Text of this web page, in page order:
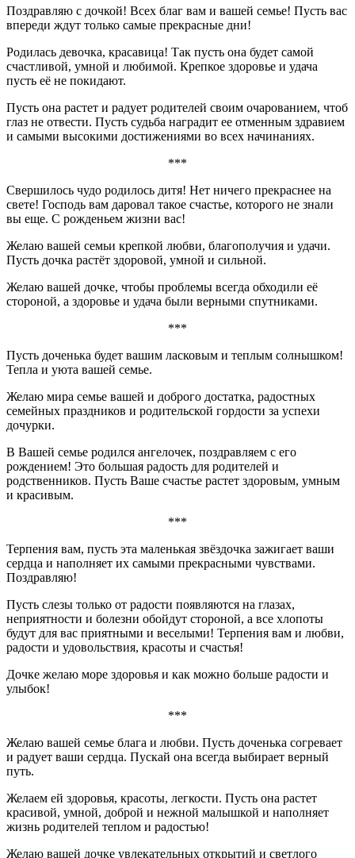
Поздравляю с дочкой! Всех благ вам и вашей семье! Пусть вас
впереди ждут только самые прекрасные дни!
Родилась девочка, красавица! Так пусть она будет самой
счастливой, умной и любимой. Крепкое здоровье и удача
пусть её не покидают.
Пусть она растет и радует родителей своим очарованием, чтоб
глаз не отвести. Пусть судьба наградит ее отменным здравием
и самыми высокими достижениями во всех начинаниях.
***
Свершилось чудо родилось дитя! Нет ничего прекраснее на
свете! Господь вам даровал такое счастье, которого не знали
вы еще. С рожденьем жизни вас!
Желаю вашей семьи крепкой любви, благополучия и удачи.
Пусть дочка растёт здоровой, умной и сильной.
Желаю вашей дочке, чтобы проблемы всегда обходили её
стороной, а здоровье и удача были верными спутниками.
***
Пусть доченька будет вашим ласковым и теплым солнышком!
Тепла и уюта вашей семье.
Желаю мира семье вашей и доброго достатка, радостных
семейных праздников и родительской гордости за успехи
дочурки.
В Вашей семье родился ангелочек, поздравляем с его
рождением! Это большая радость для родителей и
родственников. Пусть Ваше счастье растет здоровым, умным
и красивым.
***
Терпения вам, пусть эта маленькая звёздочка зажигает ваши
сердца и наполняет их самыми прекрасными чувствами.
Поздравляю!
Пусть слезы только от радости появляются на глазах,
неприятности и болезни обойдут стороной, а все хлопоты
будут для вас приятными и веселыми! Терпения вам и любви,
радости и удовольствия, красоты и счастья!
Дочке желаю море здоровья и как можно больше радости и
улыбок!
***
Желаю вашей семье блага и любви. Пусть доченька согревает
и радует ваши сердца. Пускай она всегда выбирает верный
путь.
Желаем ей здоровья, красоты, легкости. Пусть она растет
красивой, умной, доброй и нежной малышкой и наполняет
жизнь родителей теплом и радостью!
Желаю вашей дочке увлекательных открытий и светлого